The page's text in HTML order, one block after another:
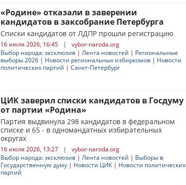
«Родине» отказали в заверении
кандидатов в заксобрание Петербурга
Списки кандидатов от ЛДПР прошли регистрацию
16 июля 2026, 16:45 |
vybor-naroda.org
Выбор народа: эксклюзив | Лента новостей | Региональные
выборы 2026 | Новости региональных избиркомов | Новости
политических партий | Санкт-Петербург
ЦИК заверил списки кандидатов в Госдуму
от партии «Родина»
Партия выдвинула 298 кандидатов в федеральном
списке и 65 - в одномандатных избирательных
округах
16 июля 2026, 13:27 |
vybor-naroda.org
Выбор народа: эксклюзив | Лента новостей | Выборы в
Государственную думу | Новости ЦИК | Новости политических
партий